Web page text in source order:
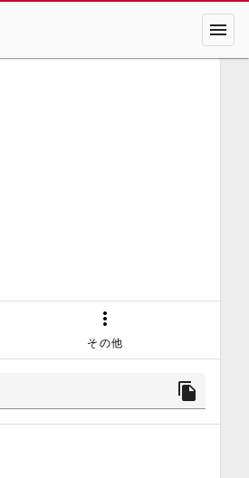
menu
more_vert
その他
file_copy